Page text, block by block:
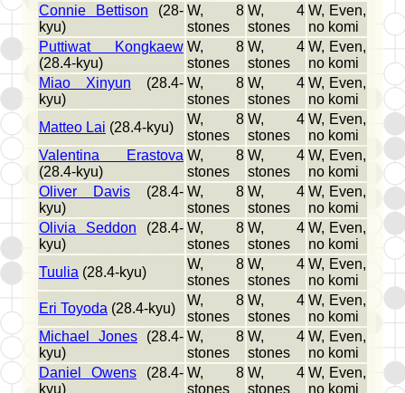
Connie Bettison (28-
kyu)
W, 8
stones
W, 4
stones
W, Even,
no komi
Puttiwat Kongkaew
(28.4-kyu)
W, 8
stones
W, 4
stones
W, Even,
no komi
Miao Xinyun (28.4-
kyu)
W, 8
stones
W, 4
stones
W, Even,
no komi
Matteo Lai (28.4-kyu)
W, 8
stones
W, 4
stones
W, Even,
no komi
Valentina Erastova
(28.4-kyu)
W, 8
stones
W, 4
stones
W, Even,
no komi
Oliver Davis (28.4-
kyu)
W, 8
stones
W, 4
stones
W, Even,
no komi
Olivia Seddon (28.4-
kyu)
W, 8
stones
W, 4
stones
W, Even,
no komi
Tuulia (28.4-kyu)
W, 8
stones
W, 4
stones
W, Even,
no komi
Eri Toyoda (28.4-kyu)
W, 8
stones
W, 4
stones
W, Even,
no komi
Michael Jones (28.4-
kyu)
W, 8
stones
W, 4
stones
W, Even,
no komi
Daniel Owens (28.4-
kyu)
W, 8
stones
W, 4
stones
W, Even,
no komi